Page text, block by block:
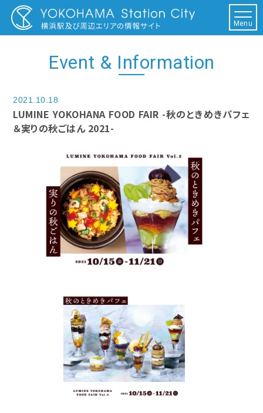
Menu
Event & Information
2021.10.18
LUMINE YOKOHANA FOOD FAIR -秋のときめきパフェ
＆実りの秋ごはん 2021-